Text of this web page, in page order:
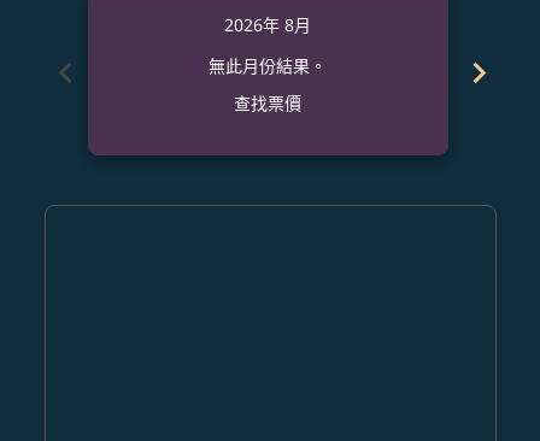
chevron_left
2026年 8月
無此月份結果。
查找票價
chevron_right